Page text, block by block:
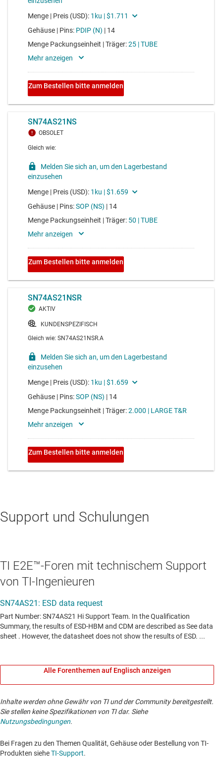
Support und Schulungen
TI E2E™-Foren mit technischem Support
von TI-Ingenieuren
Alle Forenthemen auf Englisch anzeigen
Inhalte werden ohne Gewähr von TI und der Community bereitgestellt.
Sie stellen keine Spezifikationen von TI dar. Siehe
Nutzungsbedingungen.
Bei Fragen zu den Themen Qualität, Gehäuse oder Bestellung von TI-
Produkten sieheTI-Support. ​​​​​​​​​​​​​​